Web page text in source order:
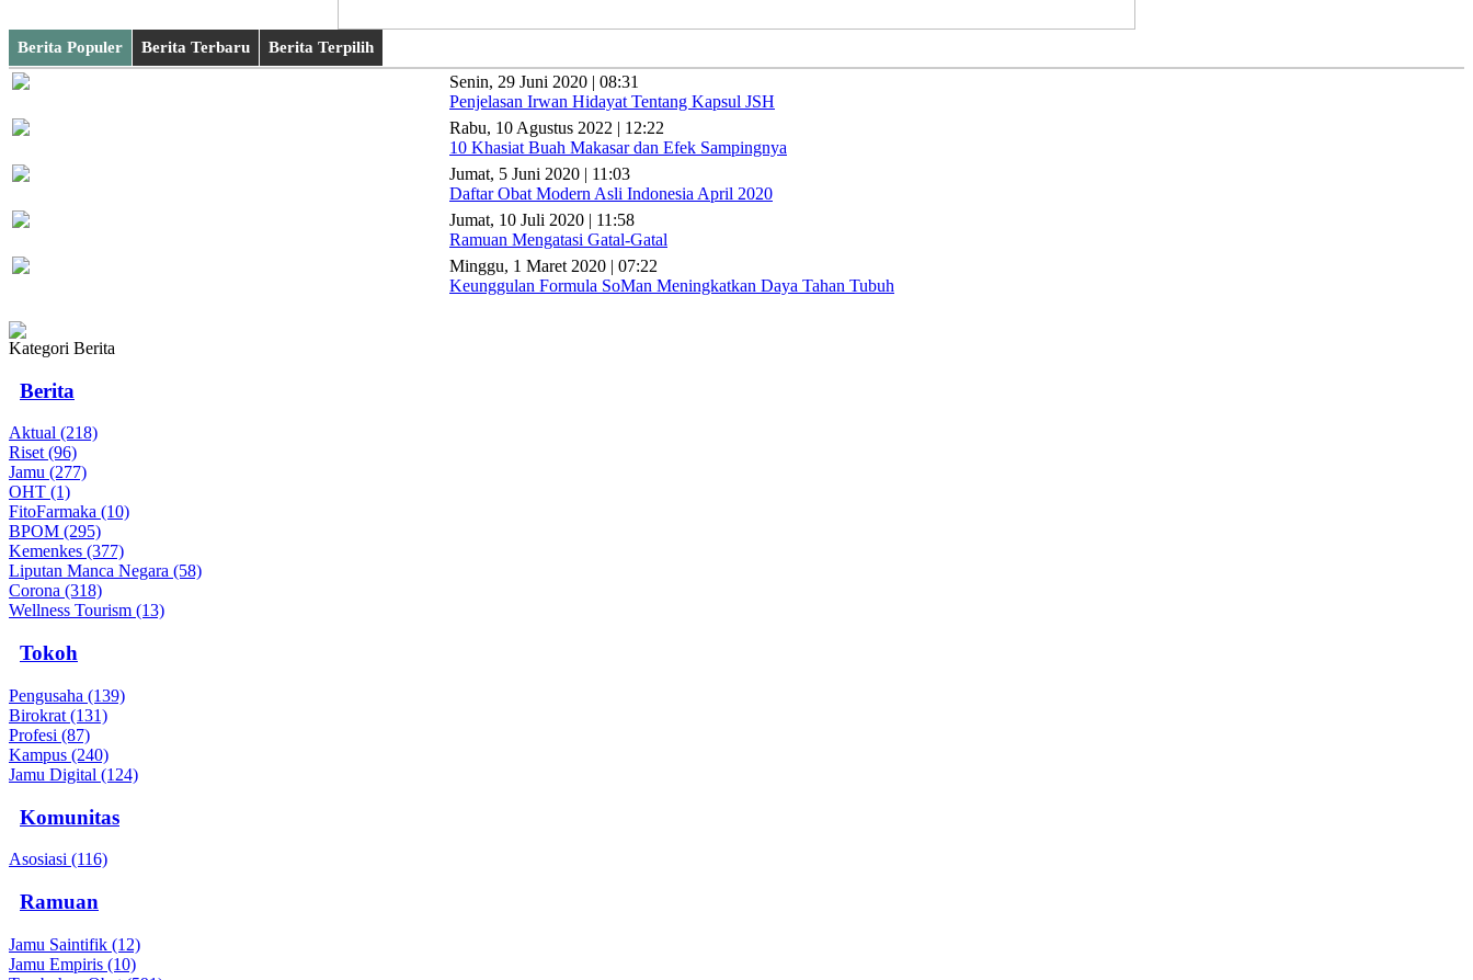
Berita Populer Berita Terbaru Berita Terpilih
Senin, 29 Juni 2020 | 08:31
Penjelasan Irwan Hidayat Tentang Kapsul JSH
Rabu, 10 Agustus 2022 | 12:22
10 Khasiat Buah Makasar dan Efek Sampingnya
Jumat, 5 Juni 2020 | 11:03
Daftar Obat Modern Asli Indonesia April 2020
Jumat, 10 Juli 2020 | 11:58
Ramuan Mengatasi Gatal-Gatal
Minggu, 1 Maret 2020 | 07:22
Keunggulan Formula SoMan Meningkatkan Daya Tahan Tubuh
Kategori Berita
Berita
Aktual (218)
Riset (96)
Jamu (277)
OHT (1)
FitoFarmaka (10)
BPOM (295)
Kemenkes (377)
Liputan Manca Negara (58)
Corona (318)
Wellness Tourism (13)
Tokoh
Pengusaha (139)
Birokrat (131)
Profesi (87)
Kampus (240)
Jamu Digital (124)
Komunitas
Asosiasi (116)
Ramuan
Jamu Saintifik (12)
Jamu Empiris (10)